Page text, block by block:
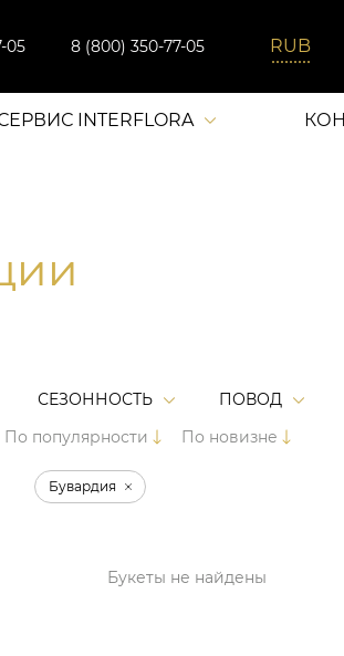
05 8 (800) 350-77-05
INTERFLORA
СЕЗОННОСТЬ ПОВОД
По популярности По новизне
Бувардия
Букеты не найдены